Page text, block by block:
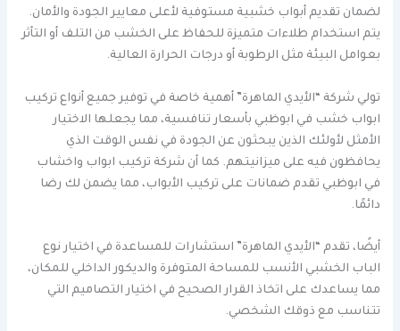
لضمان تقديم أبواب خشبية مستوفية لأعلى معايير الجودة والأمان.
يتم استخدام طلاءات متميزة للحفاظ على الخشب من التلف أو التأثر
بعوامل البيئة مثل الرطوبة أو درجات الحرارة العالية.
تولي شركة “الأيدي الماهرة” أهمية خاصة في توفير جميع أنواع تركيب
ابواب خشب في ابوظبي بأسعار تنافسية، مما يجعلها الاختيار
الأمثل لأولئك الذين يبحثون عن الجودة في نفس الوقت الذي
يحافظون فيه على ميزانيتهم. كما أن شركة تركيب ابواب واخشاب
في ابوظبي تقدم ضمانات على تركيب الأبواب، مما يضمن لك رضا
دائمًا.
أيضًا، تقدم “الأيدي الماهرة” استشارات للمساعدة في اختيار نوع
الباب الخشبي الأنسب للمساحة المتوفرة والديكور الداخلي للمكان،
مما يساعدك على اتخاذ القرار الصحيح في اختيار التصاميم التي
تتناسب مع ذوقك الشخصي.